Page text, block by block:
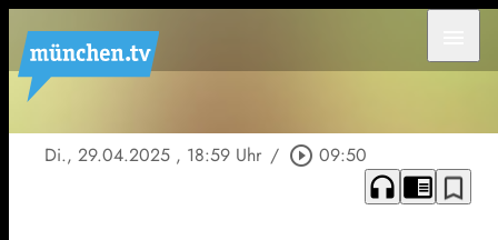
Di., 29.04.2025 , 18:59 Uhr / play_circle_outline 09:50
headphones chrome_reader_mode bookmark_border